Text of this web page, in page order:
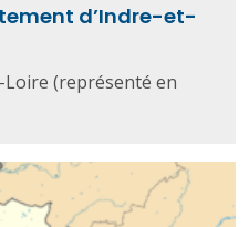
d’Indre-et-
(représenté en